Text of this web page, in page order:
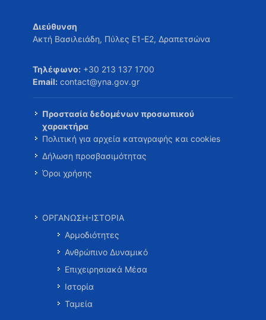
Διεύθυνση
Ακτή Βασιλειάδη, Πύλες Ε1-Ε2, Δραπετσώνα
Τηλέφωνο: +30 213 137 1700
Email: contact@yna.gov.gr
Προστασία δεδομένων προσωπικού
χαρακτήρα
Πολιτική για αρχεία καταγραφής και cookies
Δήλωση προσβασιμότητας
Όροι χρήσης
ΟΡΓΑΝΩΣΗ-ΙΣΤΟΡΙΑ
Αρμοδιότητες
Ανθρώπινο Δυναμικό
Επιχειρησιακά Μέσα
Ιστορία
Ταμεία